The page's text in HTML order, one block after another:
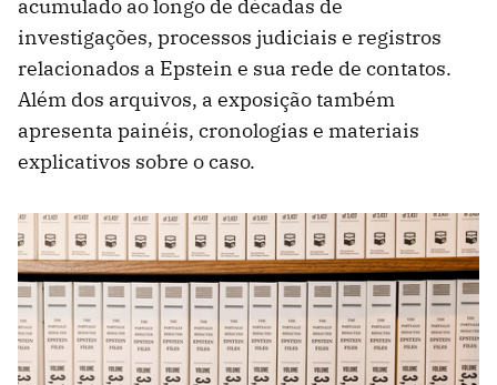
acumulado ao longo de décadas de
investigações, processos judiciais e registros
relacionados a Epstein e sua rede de contatos.
Além dos arquivos, a exposição também
apresenta painéis, cronologias e materiais
explicativos sobre o caso.